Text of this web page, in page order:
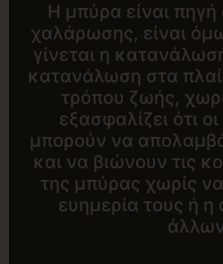
Η μπύρα είναι
χαλάρωσης, είναι
γίνεται η
κατανάλωση στα
τρόπου ζωής,
εξασφαλίζει ότι
μπορούν να
και να βιώνουν τις
της μπύρας χωρίς
ευημερία τους ή